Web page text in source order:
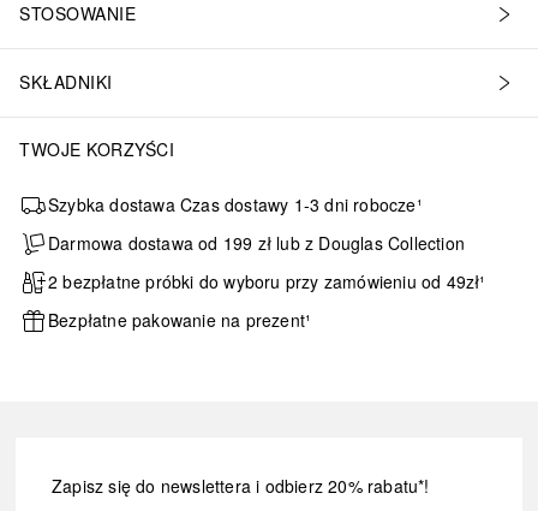
STOSOWANIE
SKŁADNIKI
TWOJE KORZYŚCI
Szybka dostawa Czas dostawy 1-3 dni robocze¹
Darmowa dostawa od 199 zł lub z Douglas Collection
2 bezpłatne próbki do wyboru przy zamówieniu od 49zł¹
Bezpłatne pakowanie na prezent¹
Zapisz się do newslettera i odbierz 20% rabatu*!